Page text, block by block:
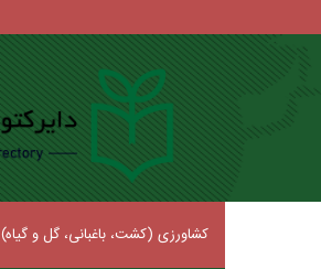
کشاورزی (کشت، باغبانی، گل و گیاه)